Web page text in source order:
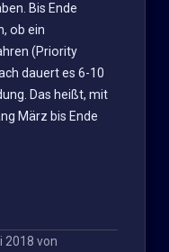
Bis Ende
ob ein
(Priority
dauert es 6-10
Das heißt, mit
März bis Ende
2018 von